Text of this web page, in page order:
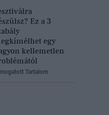
Ez a 3
egy
kellemetlen
Tartalom